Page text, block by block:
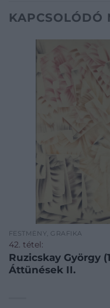
KAPCSOLÓDÓ
FESTMÉNY, GRAFIKA
42. tétel:
Ruzicskay György
Áttünések II.